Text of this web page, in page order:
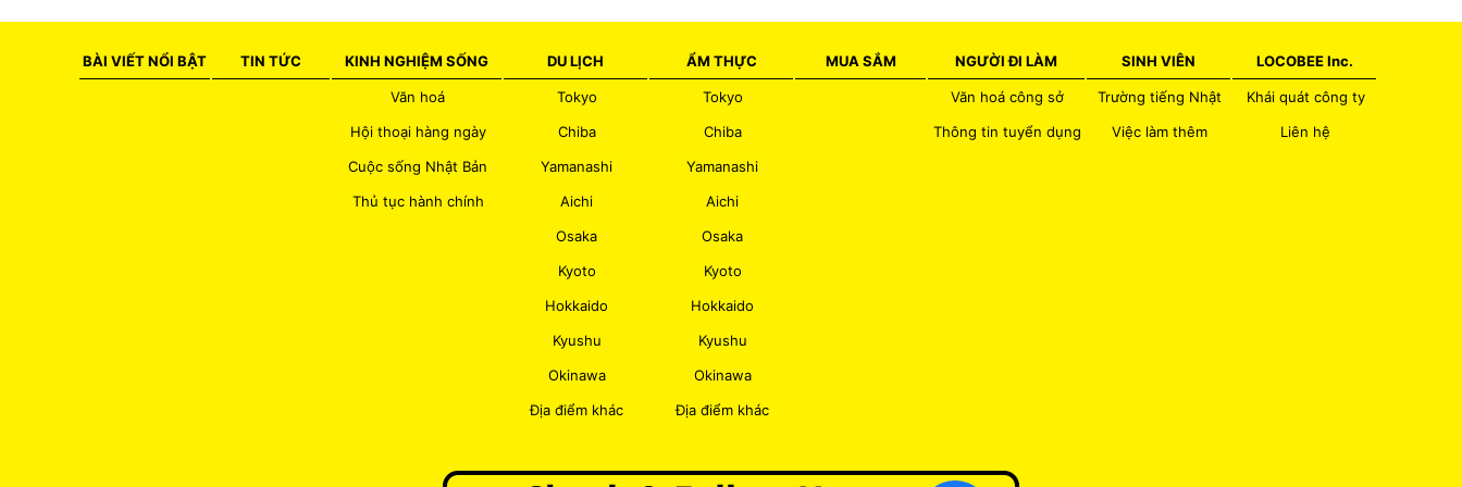
BÀI VIẾT NỔI BẬT TIN TỨC KINH NGHIỆM SỐNG
Văn hoá
Hội thoại hàng ngày
Cuộc sống Nhật Bản
Thủ tục hành chính
DU LỊCH
Tokyo
Chiba
Yamanashi
Aichi
Osaka
Kyoto
Hokkaido
Kyushu
Okinawa
Địa điểm khác
ẨM THỰC
Tokyo
Chiba
Yamanashi
Aichi
Osaka
Kyoto
Hokkaido
Kyushu
Okinawa
Địa điểm khác
MUA SẮM NGƯỜI ĐI LÀM
Văn hoá công sở
Thông tin tuyển dụng
SINH VIÊN
Trường tiếng Nhật
Việc làm thêm
LOCOBEE Inc.
Khái quát công ty
Liên hệ